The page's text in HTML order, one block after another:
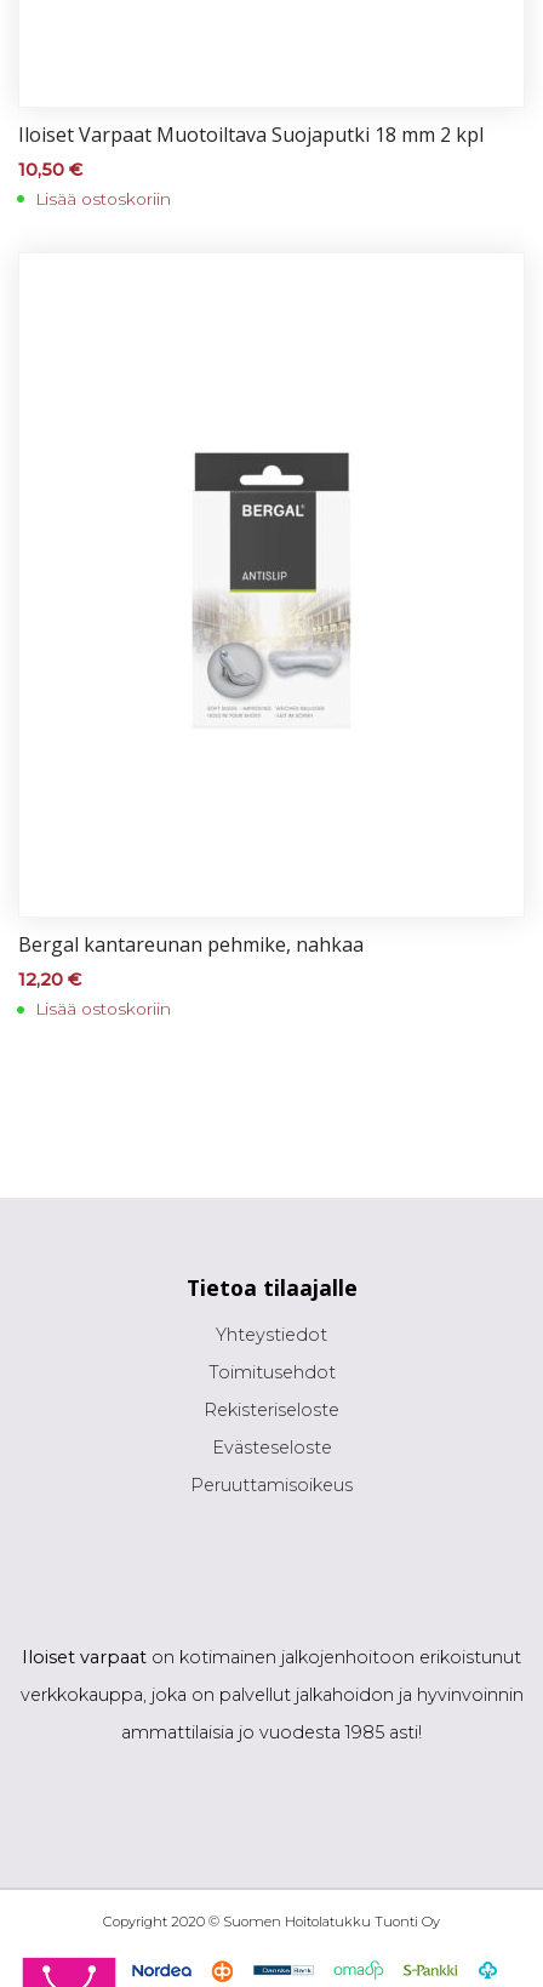
Iloi­set Var­paat Muo­toil­ta­va Suo­ja­put­ki 18 mm 2 kpl
10,50 €
Lisää ostoskoriin
Ber­gal kan­ta­reu­nan peh­mi­ke, nah­kaa
12,20 €
Lisää ostoskoriin
Tietoa tilaajalle
Yhteystiedot
Toimitusehdot
Rekisteriseloste
Evästeseloste
Peruuttamisoikeus
Iloiset varpaat on kotimainen jalkojenhoitoon erikoistunut
verkkokauppa, joka on palvellut jalkahoidon ja hyvinvoinnin
ammattilaisia jo vuodesta 1985 asti!
Copyright 2020 © Suomen Hoitolatukku Tuonti Oy